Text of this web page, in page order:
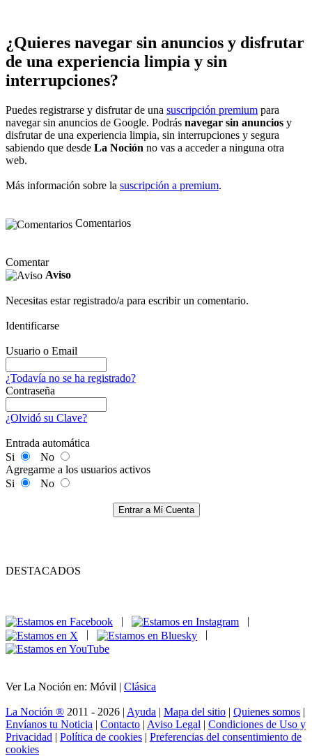
¿Quieres navegar sin anuncios y disfrutar
de una experiencia limpia y sin
interrupciones?
Puedes registrarse y disfrutar de una suscripción premium para
navegar sin anuncios de Google. Podrás navegar sin anuncios y
disfrutar de una experiencia limpia, sin interrupciones y segura
sabiendo que desde La Noción no vas a acceder a ninguna otra
web.
Más información sobre la suscripción a premium.
Comentarios
Comentar
Aviso
Necesitas estar registrado/a para escribir un comentario.
Identificarse
Usuario o Email
¿Todavía no se ha registrado?
Contraseña
¿Olvidó su Clave?
Entrada automática
Si
No
Agregarme a los usuarios activos
Si
No
Entrar a Mi Cuenta
DESTACADOS
|
|
|
|
Ver La Noción en: Móvil | Clásica
La Noción ® 2011 - 2026 | Ayuda | Mapa del sitio | Quienes somos |
Envíanos tu Noticia | Contacto | Aviso Legal | Condiciones de Uso y
Privacidad | Política de cookies | Preferencias del consentimiento de
cookies